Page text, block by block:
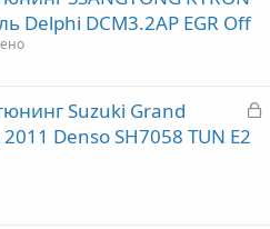
Delphi DCM3.2AP EGR Off
З
Suzuki Grand
Denso SH7058 TUN E2